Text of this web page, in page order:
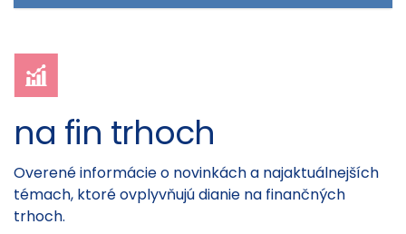
na fin trhoch
Overené informácie o novinkách a najaktuálnejších
témach, ktoré ovplyvňujú dianie na finančných
trhoch.